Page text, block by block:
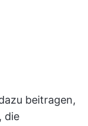
beitragen,
die